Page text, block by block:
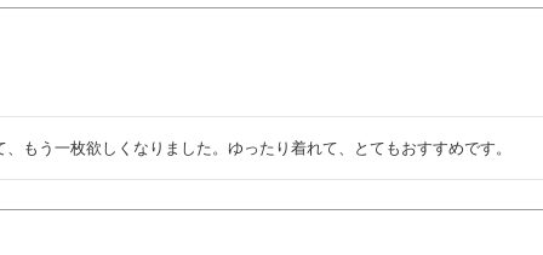
もう一枚欲しくなりました。ゆったり着れて、とてもおすすめです。